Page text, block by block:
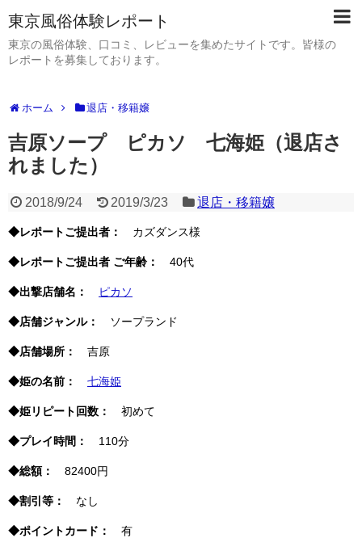
東京風俗体験レポート
東京の風俗体験、口コミ、レビューを集めたサイトです。皆様の
レポートを募集しております。
ホーム 退店・移籍嬢
吉原ソープ ピカソ 七海姫（退店さ
れました）
2018/9/24 2019/3/23 退店・移籍嬢
◆レポートご提出者： カズダンス様
◆レポートご提出者 ご年齢： 40代
◆出撃店舗名： ピカソ
◆店舗ジャンル： ソープランド
◆店舗場所： 吉原
◆姫の名前： 七海姫
◆姫リピート回数： 初めて
◆プレイ時間： 110分
◆総額： 82400円
◆割引等： なし
◆ポイントカード： 有